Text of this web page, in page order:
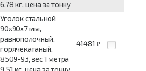
6.78 кг, цена за тонну
Уголок стальной
90x90x7 мм,
равнополочный,
горячекатаный,
8509-93, вес 1 метра
9.51 кг, цена за тонну
41481 ₽